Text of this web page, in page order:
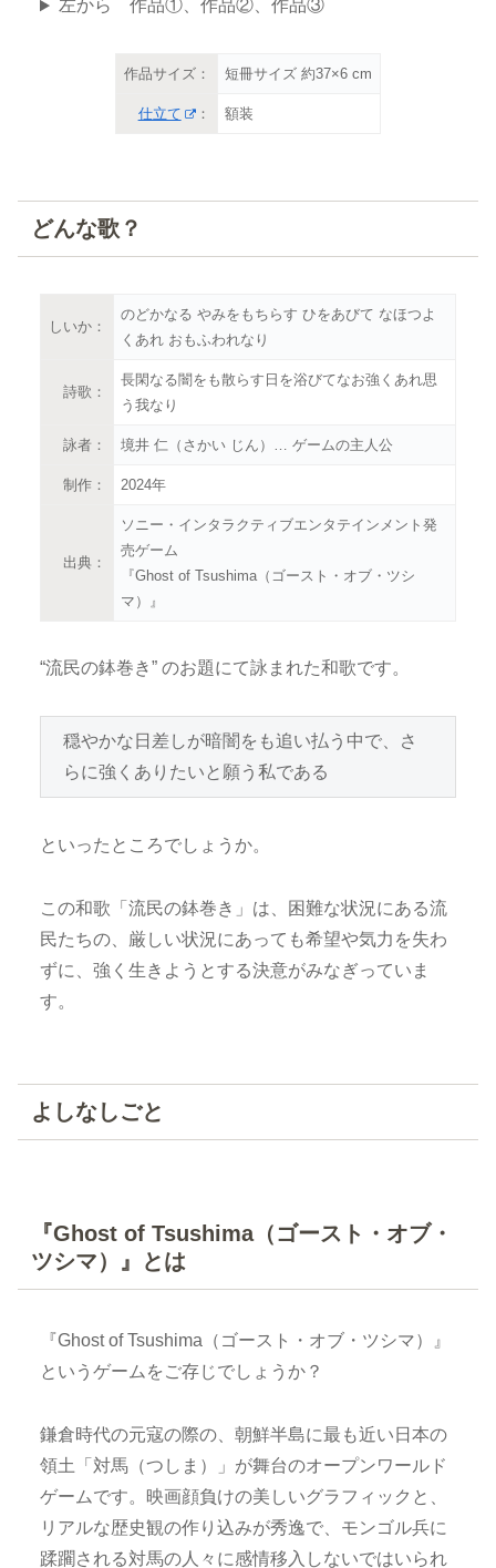
左から 作品①、作品②、作品③
作品サイズ： 短冊サイズ 約37×6 cm
仕立て ： 額装
どんな歌？
しいか：
のどかなる やみをもちらす ひをあびて なほつよ
くあれ おもふわれなり
詩歌：
長閑なる闇をも散らす日を浴びてなお強くあれ思
う我なり
詠者： 境井 仁（さかい じん）… ゲームの主人公
制作： 2024年
出典：
ソニー・インタラクティブエンタテインメント発
売ゲーム
『Ghost of Tsushima（ゴースト・オブ・ツシ
マ）』
“流民の鉢巻き” のお題にて詠まれた和歌です。
穏やかな日差しが暗闇をも追い払う中で、さ
らに強くありたいと願う私である
といったところでしょうか。
この和歌「流民の鉢巻き」は、困難な状況にある流
民たちの、厳しい状況にあっても希望や気力を失わ
ずに、強く生きようとする決意がみなぎっていま
す。
よしなしごと
『Ghost of Tsushima（ゴースト・オブ・
ツシマ）』とは
『Ghost of Tsushima（ゴースト・オブ・ツシマ）』
というゲームをご存じでしょうか？
鎌倉時代の元寇の際の、朝鮮半島に最も近い日本の
領土「対馬（つしま）」が舞台のオープンワールド
ゲームです。映画顔負けの美しいグラフィックと、
リアルな歴史観の作り込みが秀逸で、モンゴル兵に
蹂躙される対馬の人々に感情移入しないではいられ